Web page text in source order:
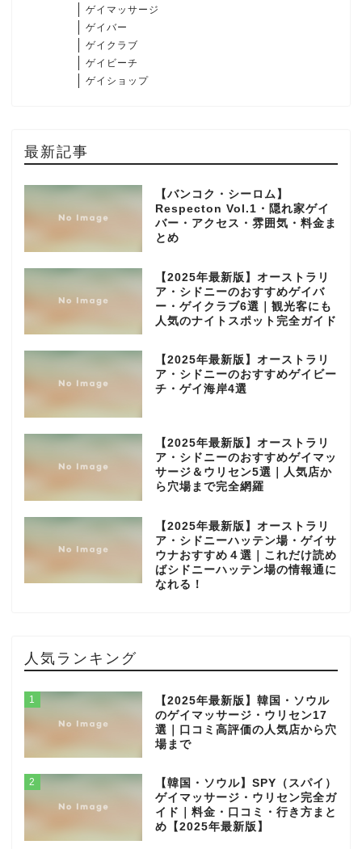
ゲイマッサージ
ゲイバー
ゲイクラブ
ゲイビーチ
ゲイショップ
最新記事
【バンコク・シーロム】
Respecton Vol.1・隠れ家ゲイ
バー・アクセス・雰囲気・料金ま
とめ
【2025年最新版】オーストラリ
ア・シドニーのおすすめゲイバ
ー・ゲイクラブ6選｜観光客にも
人気のナイトスポット完全ガイド
【2025年最新版】オーストラリ
ア・シドニーのおすすめゲイビー
チ・ゲイ海岸4選
【2025年最新版】オーストラリ
ア・シドニーのおすすめゲイマッ
サージ＆ウリセン5選｜人気店か
ら穴場まで完全網羅
【2025年最新版】オーストラリ
ア・シドニーハッテン場・ゲイサ
ウナおすすめ４選｜これだけ読め
ばシドニーハッテン場の情報通に
なれる！
人気ランキング
1
【2025年最新版】韓国・ソウル
のゲイマッサージ・ウリセン17
選｜口コミ高評価の人気店から穴
場まで
2
【韓国・ソウル】SPY（スパイ）
ゲイマッサージ・ウリセン完全ガ
イド｜料金・口コミ・行き方まと
め【2025年最新版】